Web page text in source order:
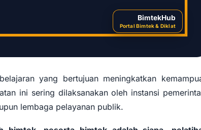
Pelatihan,
BimtekHub
Portal Bimtek & Diklat
yang bertujuan meningkatkan
ini sering dilaksanakan oleh instansi
lembaga pelayanan publik.